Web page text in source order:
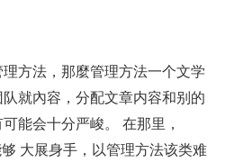
方法，那麼管理方法一个文学
就內容，分配文章内容和别的
能会十分严峻。 在那里，
大展身手，以管理方法该类难